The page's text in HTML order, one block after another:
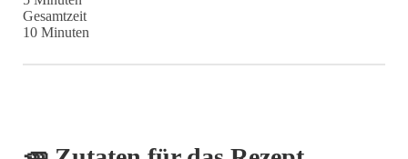
Gesamtzeit
10Minuten
Minuten